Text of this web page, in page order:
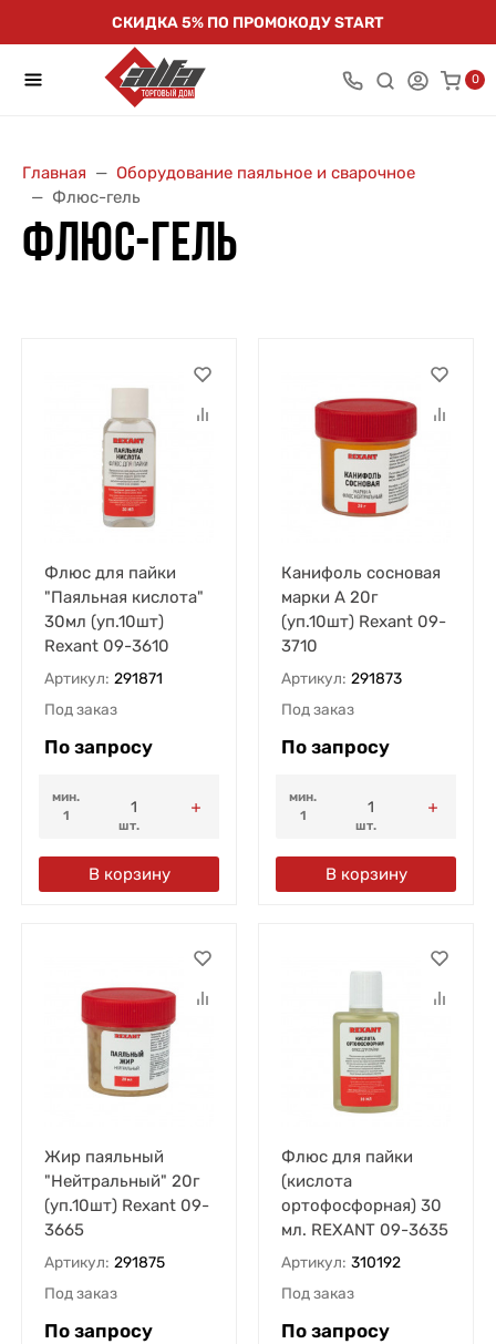
СКИДКА 5% ПО ПРОМОКОДУ START
0
Главная
Оборудование паяльное и сварочное
Флюс-гель
ФЛЮС-ГЕЛЬ
Флюс для пайки
"Паяльная кислота"
30мл (уп.10шт)
Rexant 09-3610
Артикул: 291871
Под заказ
По запросу
мин.
1
шт.
В корзину
Канифоль сосновая
марки А 20г
(уп.10шт) Rexant 09-
3710
Артикул: 291873
Под заказ
По запросу
мин.
1
шт.
В корзину
Жир паяльный
"Нейтральный" 20г
(уп.10шт) Rexant 09-
3665
Артикул: 291875
Под заказ
По запросу
Флюс для пайки
(кислота
ортофосфорная) 30
мл. REXANT 09-3635
Артикул: 310192
Под заказ
По запросу